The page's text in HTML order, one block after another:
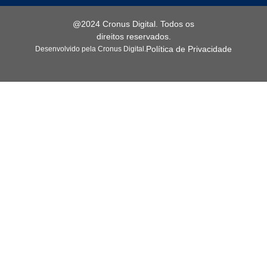
Desenvolvido pela Cronus Digital.Política de Privacidade
@2024 Cronus Digital. Todos os
direitos reservados.